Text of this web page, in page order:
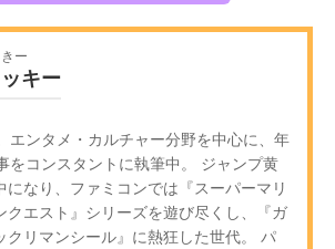
ー
キー
エンタメ・カルチャー分野を中心に、年
をコンスタントに執筆中。 ジャンプ黄
になり、ファミコンでは『スーパーマリ
クエスト』シリーズを遊び尽くし、『ガ
クリマンシール』に熱狂した世代。 パ